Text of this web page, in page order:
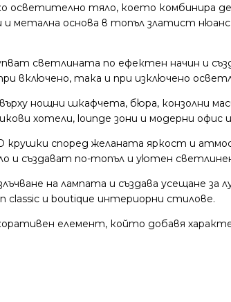
осветително тяло, което комбинира
метална основа в топъл златист
светлината по ефектен начин и
включено, така и при изключено
нощни шкафчета, бюра, конзолни
хотели, lounge зони и модерни офис
крушки според желаната яркост и
и създават по-топъл и уютен
на лампата и създава усещане за
classic и boutique интериорни стилове.
елемент, който добавя